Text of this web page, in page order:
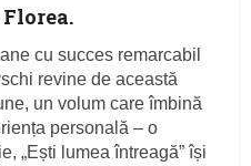
cu succes remarcabil
revine de această
un volum care îmbină
personală – o
„Ești lumea întreagă” își